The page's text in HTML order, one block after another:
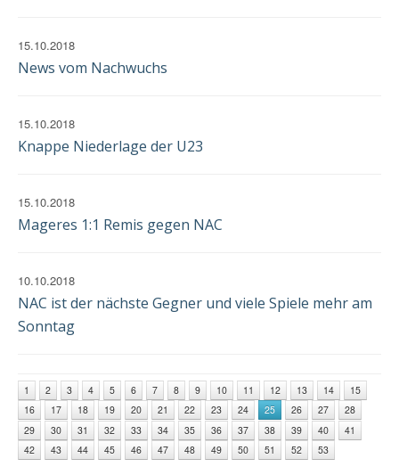
15.10.2018
News vom Nachwuchs
15.10.2018
Knappe Niederlage der U23
15.10.2018
Mageres 1:1 Remis gegen NAC
10.10.2018
NAC ist der nächste Gegner und viele Spiele mehr am
Sonntag
1 2 3 4 5 6 7 8 9 10 11 12 13 14
15
16
17 18 19 20 21 22 23 24 25 26 27
28
29
30 31 32 33 34 35 36 37 38 39 40
41
42
43 44 45 46 47 48 49 50 51 52 53